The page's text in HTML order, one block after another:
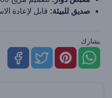
صديق للبيئة: قابل لإعادة
يشارك